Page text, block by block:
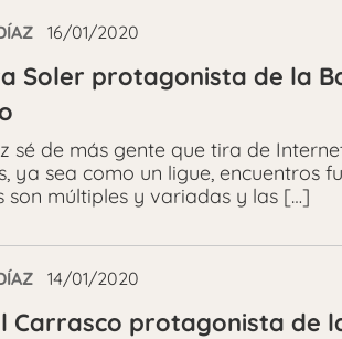
16/01/2020
Soler protagonista de la
sé de más gente que tira de
ya sea como un ligue, encuentros
son múltiples y variadas y las […]
14/01/2020
Carrasco protagonista de